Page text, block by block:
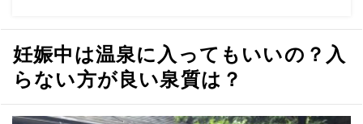
妊娠中は温泉に入ってもいいの？入
らない方が良い泉質は？